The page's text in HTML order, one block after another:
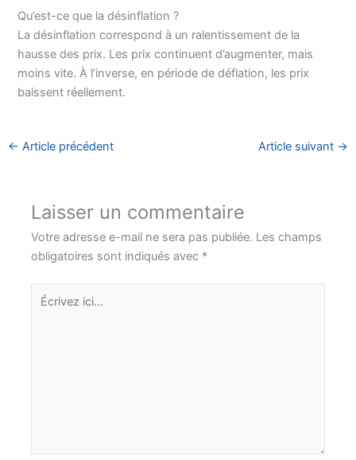
Qu’est-ce que la désinflation ?
La désinflation correspond à un ralentissement de la
hausse des prix. Les prix continuent d’augmenter, mais
moins vite. À l’inverse, en période de déflation, les prix
baissent réellement.
← Article précédent Article suivant →
Laisser un commentaire
Votre adresse e-mail ne sera pas publiée. Les champs
obligatoires sont indiqués avec *
Écrivez